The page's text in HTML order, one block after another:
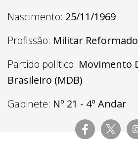
Nascimento: 25/11/1969
Profissão: Militar Reformado
Partido político: Movimento
Brasileiro (MDB)
Gabinete: Nº 21 - 4º Andar